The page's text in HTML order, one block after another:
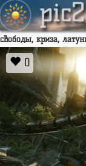
свободы, криза,
0